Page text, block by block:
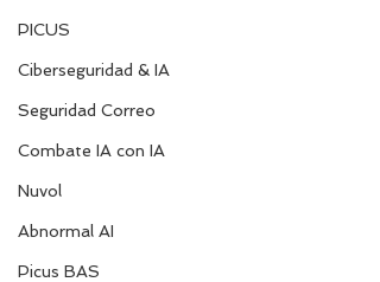
PICUS
Ciberseguridad & IA
Seguridad Correo
Combate IA con IA
Nuvol
Abnormal AI
Picus BAS